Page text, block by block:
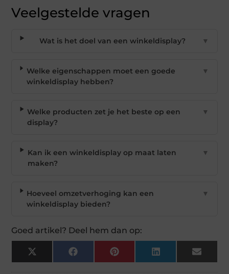
Veelgestelde vragen
Wat is het doel van een winkeldisplay? ▼
Welke eigenschappen moet een goede
winkeldisplay hebben?
▼
Welke producten zet je het beste op een
display?
▼
Kan ik een winkeldisplay op maat laten
maken?
▼
Hoeveel omzetverhoging kan een
winkeldisplay bieden?
▼
Goed artikel? Deel hem dan op:
X
(Twitter)
Facebook Pinterest LinkedIn Email